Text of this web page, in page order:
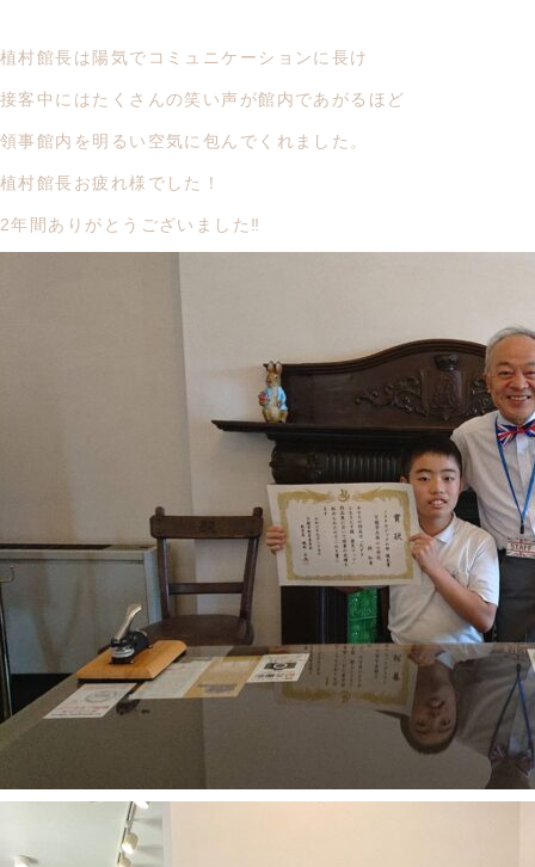
植村館長は陽気でコミュニケーションに長け
接客中にはたくさんの笑い声が館内であがるほど
領事館内を明るい空気に包んでくれました。
植村館長お疲れ様でした！
2年間ありがとうございました‼